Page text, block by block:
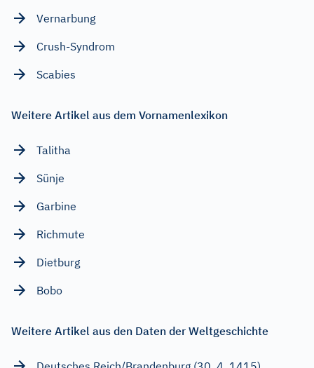
Vernarbung
Crush-Syndrom
Scabies
Weitere Artikel aus dem Vornamenlexikon
Talitha
Sünje
Garbine
Richmute
Dietburg
Bobo
Weitere Artikel aus den Daten der Weltgeschichte